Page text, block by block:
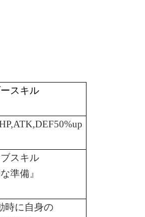
スキル
スキル
準備』
時に自身の